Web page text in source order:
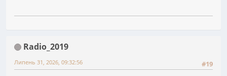
Radio_2019
#19
Липень 31, 2026, 09:32:56